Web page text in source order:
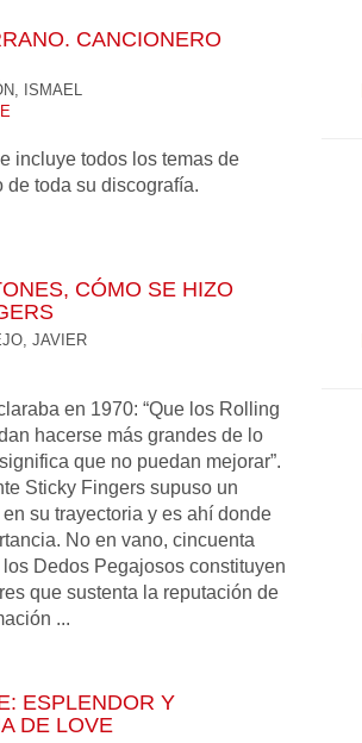
CANCIONERO
ISMAEL
incluye todos los temas de
de toda su discografía.
CÓMO SE HIZO
JAVIER
en 1970: “Que los Rolling
hacerse más grandes de lo
que no puedan mejorar”.
Sticky Fingers supuso un
su trayectoria y es ahí donde
No en vano, cincuenta
Dedos Pegajosos constituyen
que sustenta la reputación de
...
ESPLENDOR Y
DE LOVE